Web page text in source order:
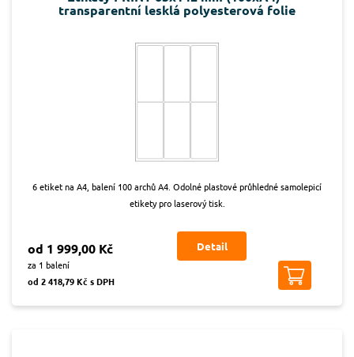
transparentní lesklá polyesterová folie
6 etiket na A4, balení 100 archů A4. Odolné plastové průhledné samolepicí
etikety pro laserový tisk.
od 1 999,00 Kč
za 1 balení
od 2 418,79 Kč s DPH
Detail